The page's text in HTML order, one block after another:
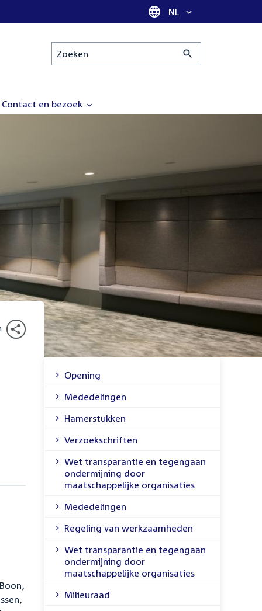
Taal selectie
NL
Zoeken
Contact en bezoek
Inhoudsopgave
Opening
Mededelingen
Hamerstukken
Verzoekschriften
Wet transparantie en tegengaan
ondermijning door
maatschappelijke organisaties
Mededelingen
Regeling van werkzaamheden
Wet transparantie en tegengaan
ondermijning door
maatschappelijke organisaties
Milieuraad